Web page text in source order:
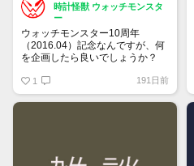
時計怪獣 ウォッチモンスタ
ー
ウォッチモンスター10周年
（2016.04）記念なんですが、何
を企画したら良いでしょうか？
1 191日前